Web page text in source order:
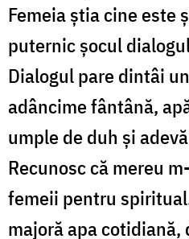
Femeia știa cine este
puternic șocul
Dialogul pare dintâi
adâncime fântână,
umple de duh și
Recunosc că mereu
femeii pentru
majoră apa cotidiană,